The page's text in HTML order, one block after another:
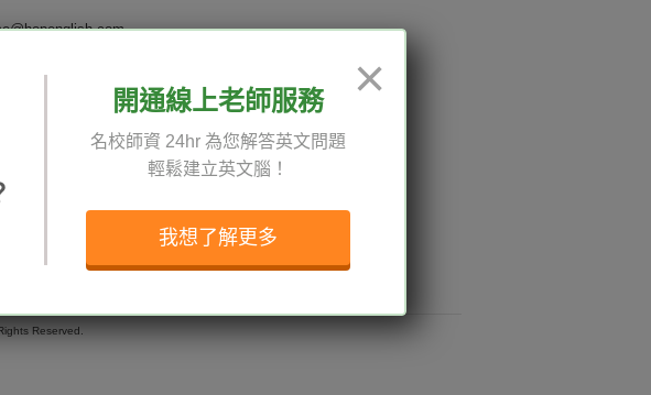
說明與導覽
Reserved.
×
開通線上老師服務
名校師資 24hr 為您解答英文問題
輕鬆建立英文腦！
我想了解更多